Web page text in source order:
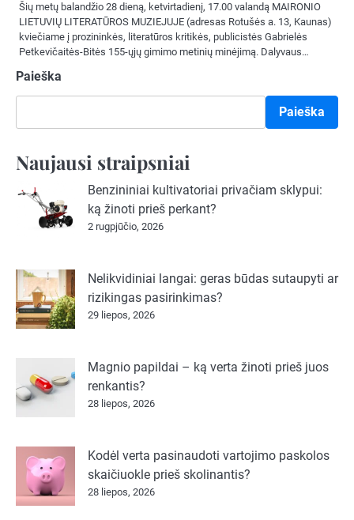
Šių metų balandžio 28 dieną, ketvirtadienį, 17.00 valandą MAIRONIO
LIETUVIŲ LITERATŪROS MUZIEJUJE (adresas Rotušės a. 13, Kaunas)
kviečiame į prozininkės, literatūros kritikės, publicistės Gabrielės
Petkevičaitės-Bitės 155-ųjų gimimo metinių minėjimą. Dalyvaus…
Paieška
Paieška
Naujausi straipsniai
Benzininiai kultivatoriai privačiam sklypui:
ką žinoti prieš perkant?
2 rugpjūčio, 2026
Nelikvidiniai langai: geras būdas sutaupyti ar
rizikingas pasirinkimas?
29 liepos, 2026
Magnio papildai – ką verta žinoti prieš juos
renkantis?
28 liepos, 2026
Kodėl verta pasinaudoti vartojimo paskolos
skaičiuokle prieš skolinantis?
28 liepos, 2026